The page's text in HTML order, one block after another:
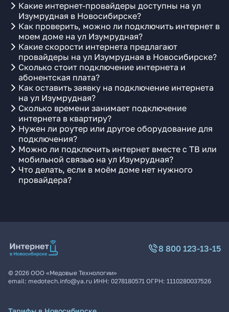
Какие интернет-провайдеры доступны на ул
Изумрудная в Новосибирске?
Как проверить, можно ли подключить интернет в
моем доме на ул Изумрудная?
Какие скорости интернета предлагают
провайдеры на ул Изумрудная в Новосибирске?
Сколько стоит подключение интернета и
абонентская плата?
Как оставить заявку на подключение интернета
на ул Изумрудная?
Сколько времени занимает подключение
интернета в квартиру?
Нужен ли роутер или другое оборудование для
подключения?
Можно ли подключить интернет вместе с ТВ или
мобильной связью на ул Изумрудная?
Что делать, если в моём доме нет нужного
провайдера?
8 800 123-13-15
© 2026 ООО «Медовые Технологии»
email: medotech.info@ya.ru ИНН: 0278180571 ОГРН: 1110280037526